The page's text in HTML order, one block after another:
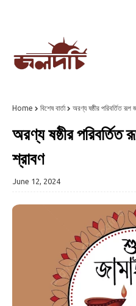
Home বিশেষ বার্তা অরণ্য ষষ্ঠীর পরিবর্তিত রূপ
অরণ্য ষষ্ঠীর পরিবর্তিত
শ্রাবণ
June 12, 2024